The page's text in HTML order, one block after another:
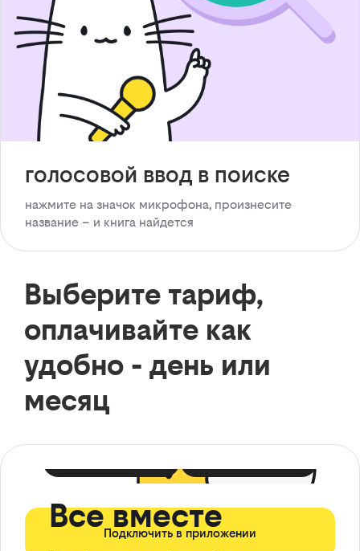
голосовой ввод в поиске
нажмите на значок микрофона, произнесите
название – и книга найдется
Выберите тариф,
оплачивайте как
удобно - день или
месяц
Все вместе
Подключить в приложении